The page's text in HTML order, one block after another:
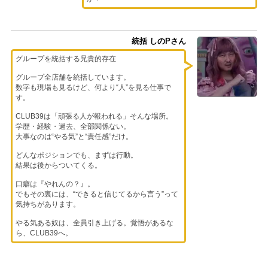
統括 しのPさん
グループを統括する兄貴的存在
グループ全店舗を統括しています。
数字も現場も見るけど、何より“人”を見る仕事で
す。
CLUB39は「頑張る人が報われる」そんな場所。
学歴・経験・過去、全部関係ない。
大事なのは“やる気”と“責任感”だけ。
どんなポジションでも、まずは行動。
結果は後からついてくる。
口癖は『やれんの？』。
でもその裏には、“できると信じてるから言う”って
気持ちがあります。
やる気ある奴は、全員引き上げる。覚悟があるな
ら、CLUB39へ。